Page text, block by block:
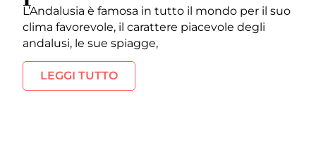
L’Andalusia è famosa in tutto il mondo per il suo
clima favorevole, il carattere piacevole degli
andalusi, le sue spiagge,
LEGGI TUTTO